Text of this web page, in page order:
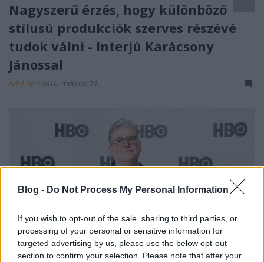
Blog - Do Not Process My Personal Information
If you wish to opt-out of the sale, sharing to third parties, or
processing of your personal or sensitive information for
targeted advertising by us, please use the below opt-out
section to confirm your selection. Please note that after your
Nagyszerű érzés, hogy különböző
stílusú produkciók szerves részévé
tudok válni - Interjú Karácsony
Jánossal
Nihil_AK • 2016. március 11.